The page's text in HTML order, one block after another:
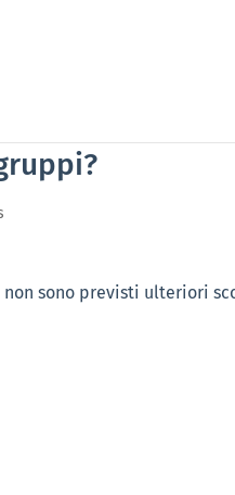
sono previsti ulteriori